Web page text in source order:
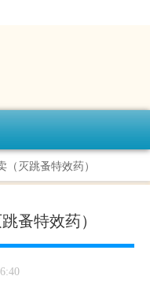
灭跳蚤特效药）
蚤特效药）